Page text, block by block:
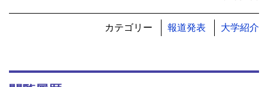
カテゴリー 報道発表 大学紹介